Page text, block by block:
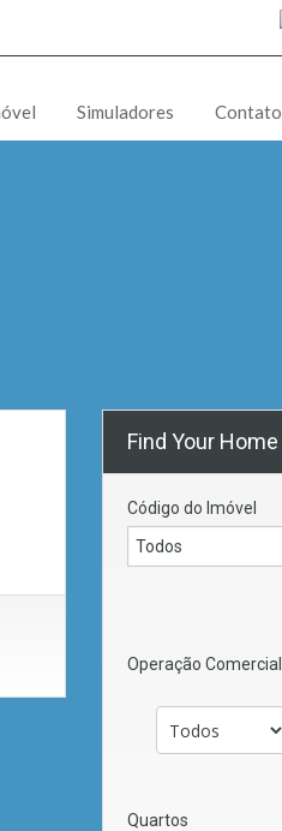
Simuladores Contato
Find Your Home
Código do Imóvel
Operação Comercial
Quartos